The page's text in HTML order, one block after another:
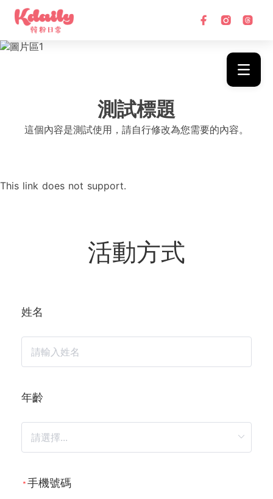
測試標題
這個內容是測試使用，請自行修改為您需要的內容。
This link does not support.
活動方式
姓名
年齡
手機號碼